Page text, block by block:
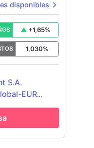
disponibles
+1,65%
1,030%
S.A.
EUR